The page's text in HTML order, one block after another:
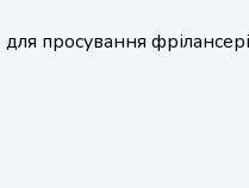
просування